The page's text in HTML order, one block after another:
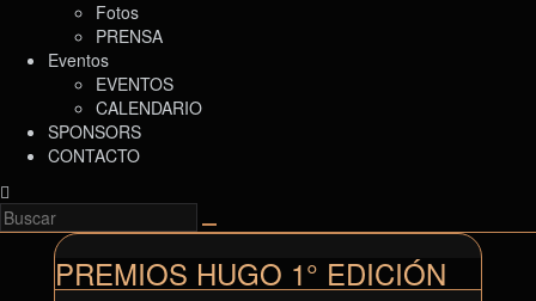
Fotos
PRENSA
Eventos
EVENTOS
CALENDARIO
SPONSORS
CONTACTO
PREMIOS HUGO 1° EDICIÓN